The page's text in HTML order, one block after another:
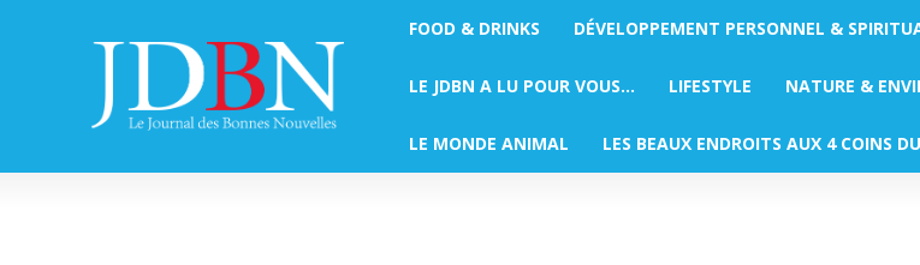
FOOD & DRINKS DÉVELOPPEMENT PERSONNEL &
LE JDBN A LU POUR VOUS… LIFESTYLE NATURE &
LE MONDE ANIMAL LES BEAUX ENDROITS AUX 4 COINS